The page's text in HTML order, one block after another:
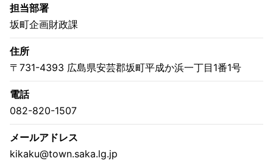
担当部署
坂町企画財政課
住所
〒731-4393 広島県安芸郡坂町平成か浜一丁目1番1号
電話
082-820-1507
メールアドレス
kikaku@town.saka.lg.jp